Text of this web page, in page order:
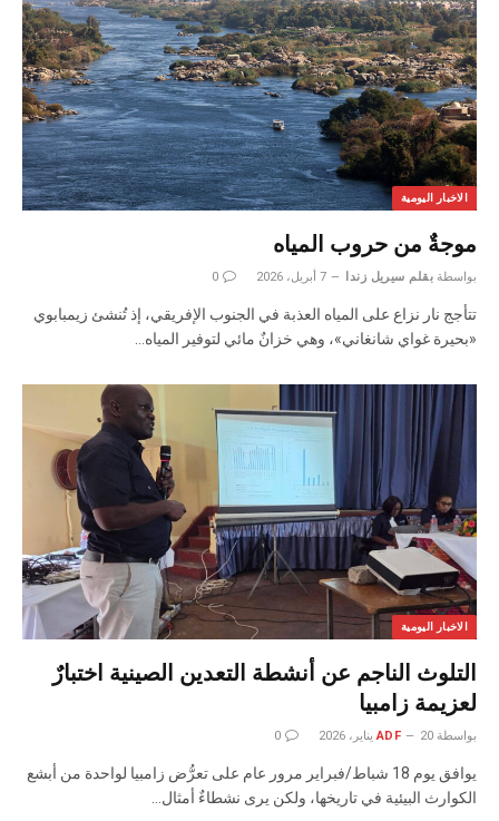
الاخبار اليومية
موجةٌ من حروب المياه
بواسطة بقلم سيريل زندا 7 أبريل، 2026 0
تتأجج نار نزاع على المياه العذبة في الجنوب الإفريقي، إذ تُنشئ زيمبابوي
«بحيرة غواي شانغاني»، وهي خزانٌ مائي لتوفير المياه…
الاخبار اليومية
التلوث الناجم عن أنشطة التعدين الصينية اختبارٌ
لعزيمة زامبيا
بواسطة ADF 20 يناير، 2026 0
يوافق يوم 18 شباط/فبراير مرور عام على تعرُّض زامبيا لواحدة من أبشع
الكوارث البيئية في تاريخها، ولكن يرى نشطاءٌ أمثال…